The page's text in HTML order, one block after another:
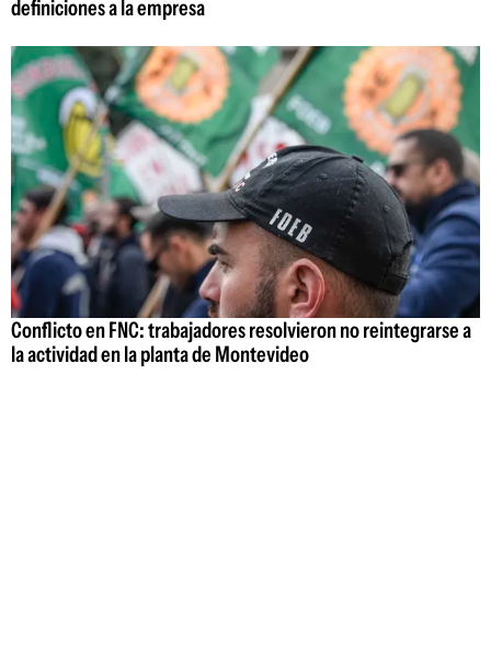
definiciones a la empresa
Conflicto en FNC: trabajadores resolvieron no reintegrarse a
la actividad en la planta de Montevideo